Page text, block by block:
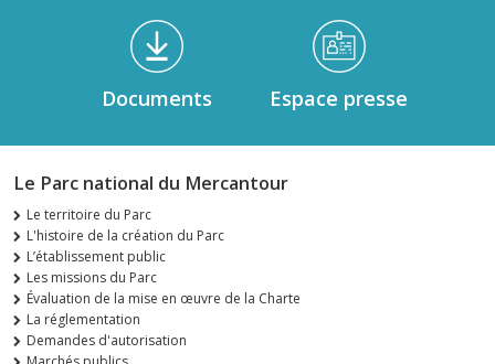
Documents Espace presse
Le Parc national du Mercantour
Le territoire du Parc
L'histoire de la création du Parc
L’établissement public
Les missions du Parc
Évaluation de la mise en œuvre de la Charte
La réglementation
Demandes d'autorisation